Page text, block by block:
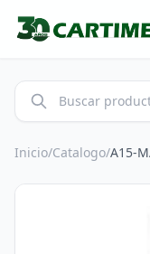
Inicio/Catalogo/A15-